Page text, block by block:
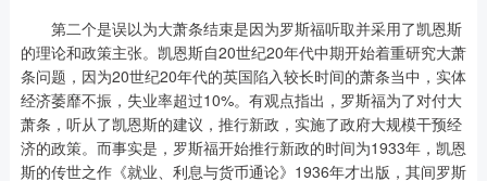
第二个是误以为大萧条结束是因为罗斯福听取并采用了凯恩斯
的理论和政策主张。凯恩斯自20世纪20年代中期开始着重研究大萧
条问题，因为20世纪20年代的英国陷入较长时间的萧条当中，实体
经济萎靡不振，失业率超过10%。有观点指出，罗斯福为了对付大
萧条，听从了凯恩斯的建议，推行新政，实施了政府大规模干预经
济的政策。而事实是，罗斯福开始推行新政的时间为1933年，凯恩
斯的传世之作《就业、利息与货币通论》1936年才出版，其间罗斯